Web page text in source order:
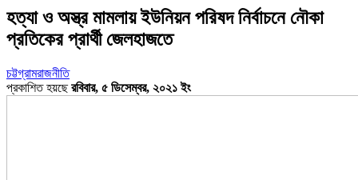
হত্যা ও অস্ত্র মামলায় ইউনিয়ন পরিষদ নির্বাচনে নৌকা
প্রতিকের প্রার্থী জেলহাজতে
চট্টগ্রামরাজনীতি
প্রকাশিত হয়ছেরবিবার, ৫ ডিসেম্বর, ২০২১ ইং